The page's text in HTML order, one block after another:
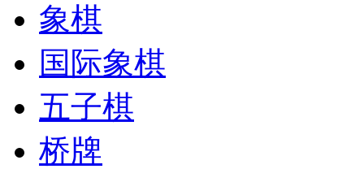
象棋
国际象棋
五子棋
桥牌